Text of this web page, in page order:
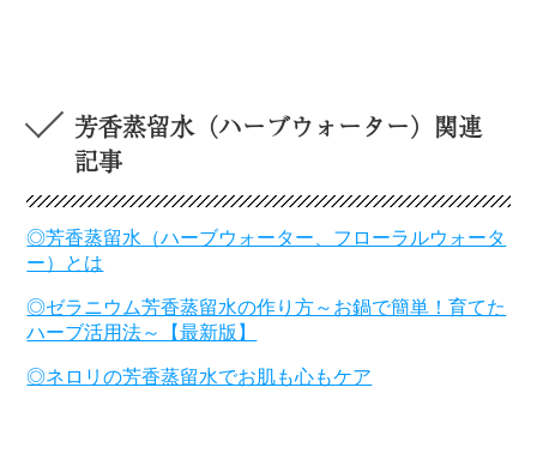
芳香蒸留水（ハーブウォーター）関連
記事
◎芳香蒸留水（ハーブウォーター、フローラルウォータ
ー）とは
◎ゼラニウム芳香蒸留水の作り方～お鍋で簡単！育てた
ハーブ活用法～【最新版】
◎ネロリの芳香蒸留水でお肌も心もケア